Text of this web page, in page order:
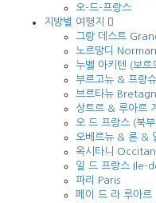
오-드-프랑스
지방별 여행지
그랑 데스트
노르망디
누벨 아키텐 (보르
부르고뉴 & 프랑슈
브르타뉴
상트르 & 루아르
오 드 프랑스 (북
오베르뉴 & 론 &
옥시타니
일 드 프랑스 Ile-
파리 Paris
페이 드 라 루아르